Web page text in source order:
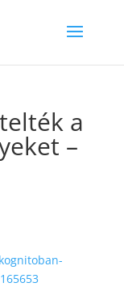
a
–